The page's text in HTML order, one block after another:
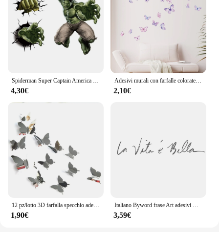
4,30€
Adesivi murali con farfalle colorate per la stanza dei bambini sulla decorazione della parete decalcomanie per pareti della stanza delle ragazze dei bambini decorazioni per la camera da letto per la casa
2,10€
1,90€ 3,59€